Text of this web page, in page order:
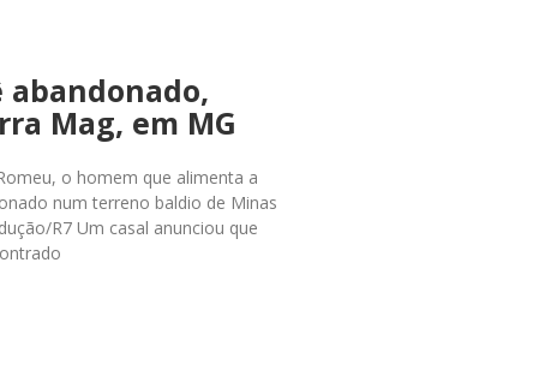
abandonado,
Mag, em MG
o homem que alimenta a
num terreno baldio de Minas
R7 Um casal anunciou que